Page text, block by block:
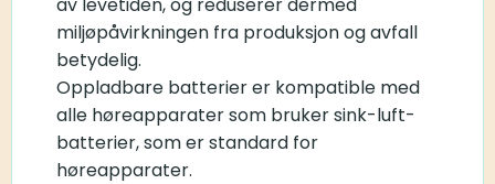
miljøpåvirkningen fra produksjon og avfall
betydelig.
Oppladbare batterier er kompatible med
alle høreapparater som bruker sink-luft-
batterier, som er standard for
høreapparater.